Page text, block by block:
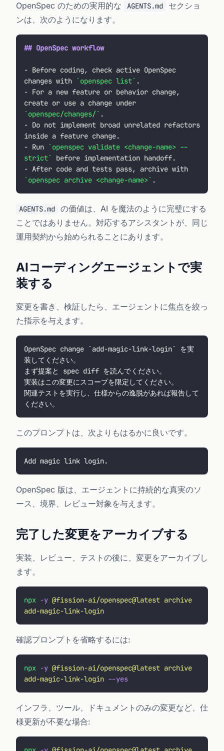
OpenSpec のための実用的な AGENTS.md
セクショ
ンは、次のようになります。
## OpenSpec workflow
- Before coding, check active OpenSpec
changes with `openspec list` .
- For a new feature or behavior change,
`openspec/changes/` .
- Do not implement broad unrelated refactors
inside a feature change.
- Run `openspec validate <change-name> --
strict`
before implementation handoff.
`openspec archive <change-name>` .
AGENTS.md
の価値は、AI を魔法のように完璧にする
ことではありません。対応するアシスタントが、同じ
運用契約から始められることにあります。
AIコーディングエージェントで実
装する
変更を書き、検証したら、エージェントに焦点を絞っ
た指示を与えます。
OpenSpec change `add-magic-link-login` を実
装してください。
まず提案と spec diff を読んでください。
実装はこの変更にスコープを限定してください。
関連テストを実行し、仕様からの逸脱があれば報告して
ください。
このプロンプトは、次よりもはるかに良いです。
Add magic link login.
OpenSpec 版は、エージェントに持続的な真実のソ
ース、境界、レビュー対象を与えます。
完了した変更をアーカイブする
実装、レビュー、テストの後に、変更をアーカイブし
ます。
npx -y @fission-ai/openspec@latest archive
add-magic-link-login
確認プロンプトを省略するには:
npx -y @fission-ai/openspec@latest archive
add-magic-link-login --yes
インフラ、ツール、ドキュメントのみの変更など、仕
様更新が不要な場合: